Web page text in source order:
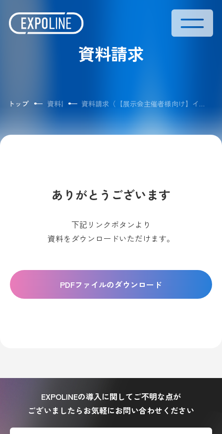
資料請求
トップ 資料請求一覧 資料請求（【展示会主催者様向け】イベント管理プラットフォーム「EXPOLINE」サービス紹介資料）完了
ありがとうございます
下記リンクボタンより
資料をダウンロードいただけます。
PDFファイルのダウンロード
EXPOLINEの導入に関してご不明な点が
ございましたらお気軽にお問い合わせください